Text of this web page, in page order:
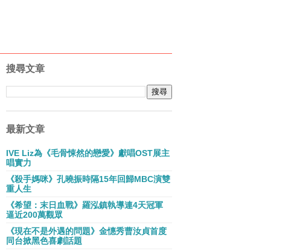
搜尋文章
最新文章
IVE Liz為《毛骨悚然的戀愛》獻唱OST展主
唱實力
《殺手媽咪》孔曉振時隔15年回歸MBC演雙
重人生
《希望：末日血戰》羅泓鎮執導連4天冠軍
逼近200萬觀眾
《現在不是外遇的問題》金憓秀曹汝貞首度
同台掀黑色喜劇話題